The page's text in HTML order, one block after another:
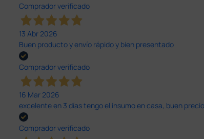
Comprador verificado
13 Abr 2026
Buen producto y envío rápido y bien presentado
Comprador verificado
16 Mar 2026
excelente en 3 días tengo el insumo en casa, buen
Comprador verificado